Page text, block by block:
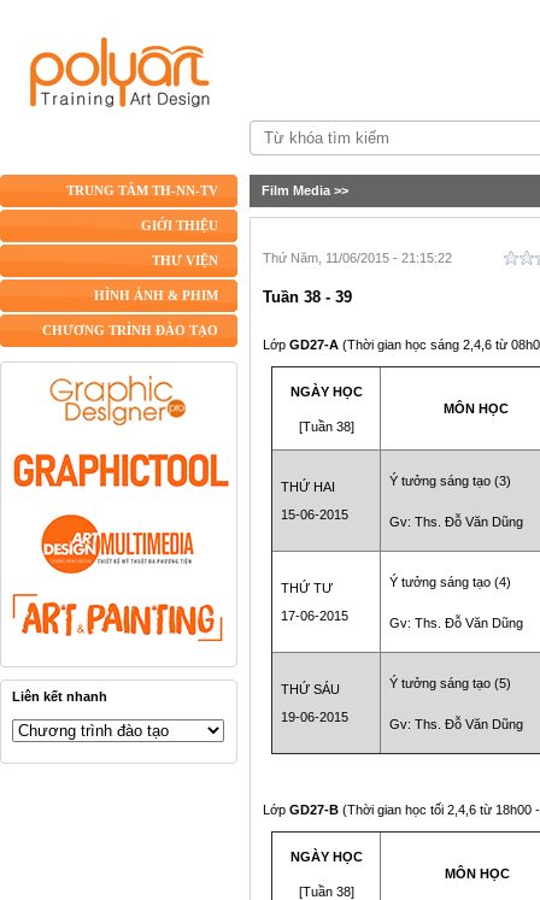
TRUNG TÂM TH-NN-TV
GIỚI THIỆU
THƯ VIỆN
HÌNH ẢNH & PHIM
CHƯƠNG TRÌNH ĐÀO TẠO
Liên kết nhanh
Film Media >>
Thứ Năm, 11/06/2015 - 21:15:22
Tuần 38 - 39
Lớp GD27-A (Thời gian học sáng 2,4,6 từ
NGÀY HỌC
[Tuần 38]
MÔN HỌC
THỨ HAI
15-06-2015
Ý tưởng sáng tạo (3)
Gv: Ths. Đỗ Văn Dũng
THỨ TƯ
17-06-2015
Ý tưởng sáng tạo (4)
Gv: Ths. Đỗ Văn Dũng
THỨ SÁU
19-06-2015
Ý tưởng sáng tạo (5)
Gv: Ths. Đỗ Văn Dũng
Lớp GD27-B (Thời gian học tối 2,4,6 từ 18h00
NGÀY HỌC
[Tuần 38]
MÔN HỌC